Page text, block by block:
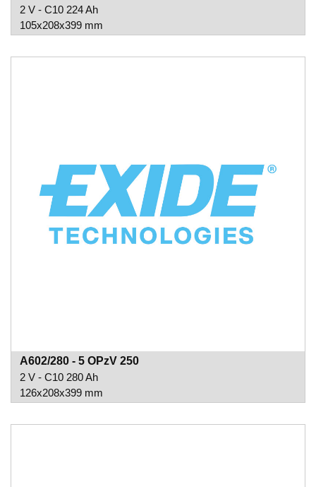
2 V - C10 224 Ah
105x208x399 mm
A602/280 - 5 OPzV 250
2 V - C10 280 Ah
126x208x399 mm